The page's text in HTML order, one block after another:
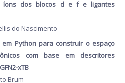
íons dos blocos d e f e ligantes
do Nascimento
em Python para construir o espaço
com base em descritores
xTB
Brum